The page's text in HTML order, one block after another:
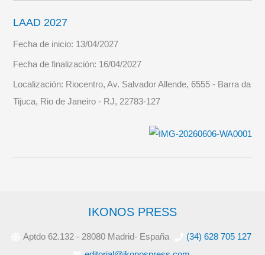
LAAD 2027
Fecha de inicio: 13/04/2027
Fecha de finalización: 16/04/2027
Localización: Riocentro, Av. Salvador Allende, 6555 - Barra da
Tijuca, Rio de Janeiro - RJ, 22783-127
IKONOS PRESS
Aptdo 62.132 - 28080 Madrid- España
(34) 628 705 127